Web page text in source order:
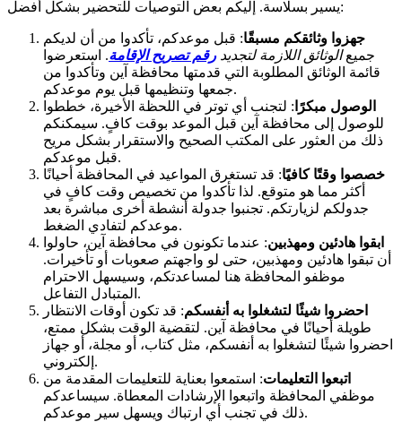
يسير بسلاسة. إليكم بعض التوصيات للتحضير بشكل أفضل:
جهزوا وثائقكم مسبقًا: قبل موعدكم، تأكدوا من أن لديكم
جميعالوثائق اللازمة لتجديدرقم تصريح الإقامة. استعرضوا
قائمة الوثائق المطلوبة التي قدمتها محافظة آين وتأكدوا من
جمعها وتنظيمها قبل يوم موعدكم.
الوصول مبكرًا : لتجنب أي توتر في اللحظة الأخيرة، خططوا
للوصول إلى محافظة آين قبل الموعد بوقت كافٍ. سيمكنكم
ذلك من العثور على المكتب الصحيح والاستقرار بشكل مريح
قبل موعدكم.
خصصوا وقتًا كافيًا: قد تستغرق المواعيد في المحافظة أحيانًا
أكثر مما هو متوقع. لذا تأكدوا من تخصيص وقت كافٍ في
جدولكم لزيارتكم. تجنبوا جدولة أنشطة أخرى مباشرة بعد
موعدكم لتفادي الضغط.
ابقوا هادئين ومهذبين: عندما تكونون في محافظة آين، حاولوا
أن تبقوا هادئين ومهذبين، حتى لو واجهتم صعوبات أو تأخيرات.
موظفو المحافظة هنا لمساعدتكم، وسيسهل الاحترام
المتبادل التفاعل.
احضروا شيئًا لتشغلوا به أنفسكم: قد تكون أوقات الانتظار
طويلة أحيانًا في محافظة آين. لتقضية الوقت بشكل ممتع،
احضروا شيئًا لتشغلوا به أنفسكم، مثل كتاب، أو مجلة، أو جهاز
إلكتروني.
اتبعوا التعليمات: استمعوا بعناية للتعليمات المقدمة من
موظفي المحافظة واتبعوا الإرشادات المعطاة. سيساعدكم
ذلك في تجنب أي ارتباك ويسهل سير موعدكم.